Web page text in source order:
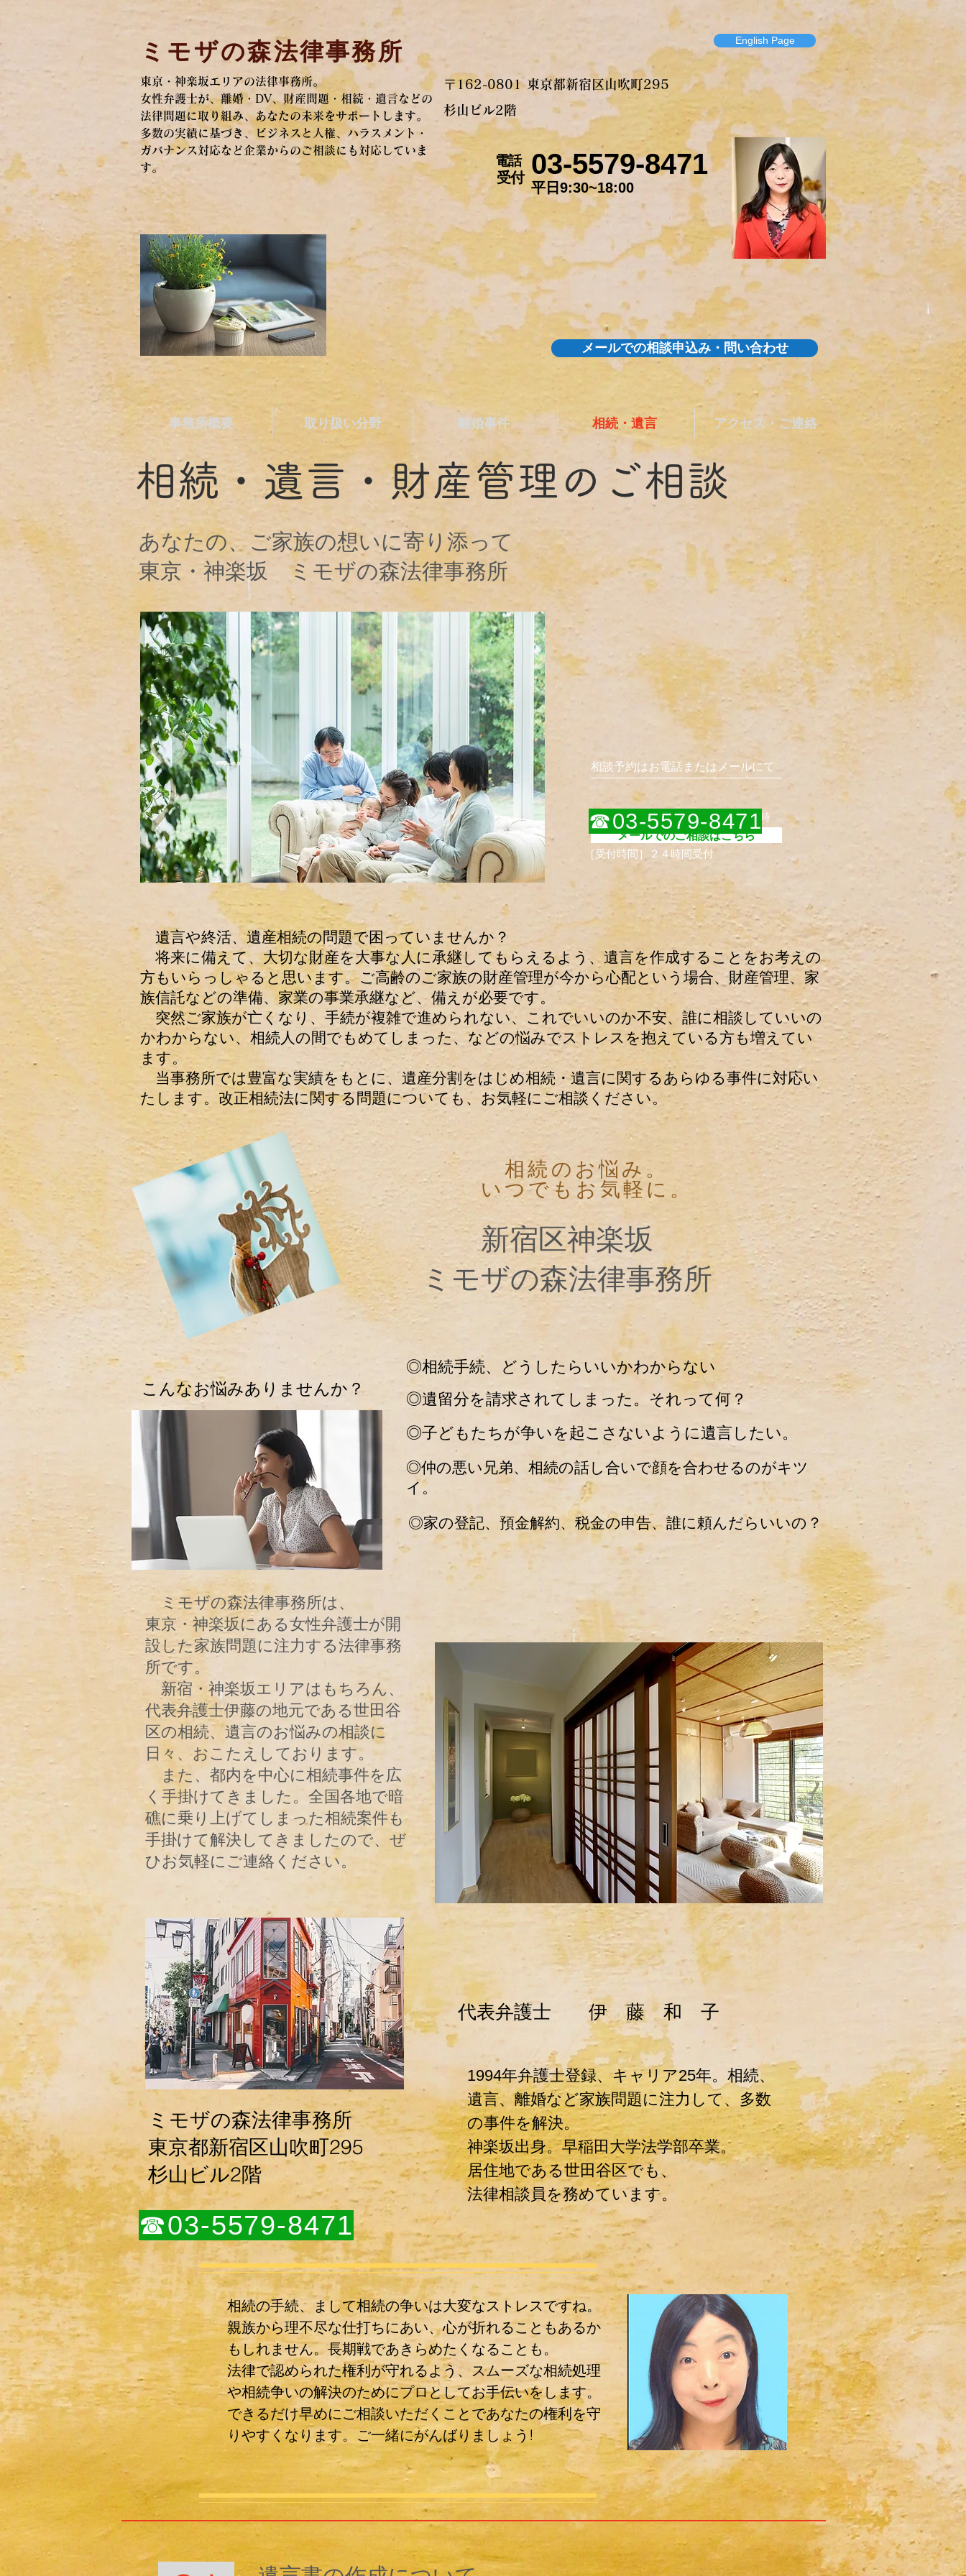
ミモザの森法律事務所
​東京・神楽坂エリアの法律事務所。
女性弁護士が、離婚・DV、 財産問題・相続・遺言などの
法律問題に取り組み、あなたの未来をサポートします。
多数の実績に基づき、ビジネスと人権、ハラスメント・
ガバナンス対応など企業からのご相談にも対応していま
す。
English Page
〒162-0801 東京都新宿区山吹町295
杉山ビル2階
電話
​受付 03-5579-8471
平日9:30~18:00
メールでの相談申込み・問い合わせ
事務所概要 取り扱い分野 離婚事件 相続・遺言 アクセス・ご連絡
​相続・遺言・財産管理 のご相談
あなたの、ご家族の想いに寄り添って
東京・神楽坂 ミモザの森法律事務所
相談予約はお電話またはメールにて
［受付時間］平日９時３０分 〜１８時
［受付時間］ ２４時間受付
メールでのご相談はこちら
☎03-5579-8471
遺言や終活、遺産相続の問題で困っていませんか？
将来に備えて、大切な財産を大事な人に承継してもらえるよう、遺言を作成することをお考えの
方もいらっしゃると思います。ご高齢のご家族の財産管理が今から心配という場合、財産管理、家
族信託などの準備、家業の事業承継など、備えが必要です。
​ 突然ご家族が亡くなり、手続が複雑で進められない、これでいいのか不安、誰に相談していいの
かわからない、相続人の間でもめてしまった、などの悩みでストレスを抱えている方も増えてい
ます。
当事務所では豊富な実績をもとに、遺産分割をはじめ相続・遺言に関するあらゆる事件に対応い
たします。改正相続法に関する問題についても、お気軽にご相談ください。
相続のお悩み。
いつでもお気軽に。
新宿区神楽坂
ミモザの森法律事務所
​◎相続手続、どうしたらいいかわからない
​こんなお悩みありませんか？
​◎遺留分を請求されてしまった。それって何？
​◎子どもたちが争いを起こさないように遺言したい。
​◎仲の悪い兄弟、相続の話し合いで顔を合わせるのがキツ
イ。
​◎家の登記、預金解約、税金の申告、誰に頼んだらいいの？
ミモザの森法律事務所は、
東京・神楽坂にある女性弁護士が開
設した家族問題に注力する法律事務
所です。
新宿・神楽坂エリアはもちろん、
代表弁護士伊藤の地元である世田谷
区の相続、遺言のお悩みの相談に
日々、おこたえしております。
​ また、都内を中心に相続事件を広
く手掛けてきました。全国各地で暗
礁に乗り上げてしまった相続案件も
手掛けて解決してきましたので、ぜ
ひお気軽にご連絡ください。
ミモザの森法律事務所
​東京都新宿区山吹町295
杉山ビル2階
☎03-5579-8471
​代表弁護士 伊 藤 和 子​
​1994年弁護士登録、キャリア25年。相続、
遺言、離婚など家族問題に注力して、多数
の事件を解決。
神楽坂出身。早稲田大学法学部卒業。
居住地である世田谷区でも、
法律相談員を務めています。
相続の手続、まして相続の争いは大変なストレスですね。
親族から理不尽な仕打ちにあい、心が折れることもあるか
もしれません。長期戦であきらめたくなることも。
法律で認められた権利が守れるよう、スムーズな相続処理
や相続争いの解決のためにプロとしてお手伝いをします。
できるだけ早めにご相談いただくことであなたの権利を守
りやすくなります。ご一緒にがんばりましょう!